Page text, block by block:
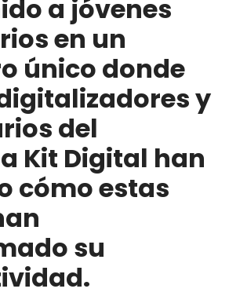
a jóvenes
en un
único donde
y
del
Kit Digital han
cómo estas
su